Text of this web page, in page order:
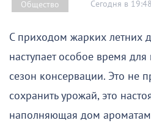
Общество Сегодня в 19:48
С приходом жарких летних
наступает особое время
сезон консервации. Это не
сохранить урожай, это
наполняющая дом